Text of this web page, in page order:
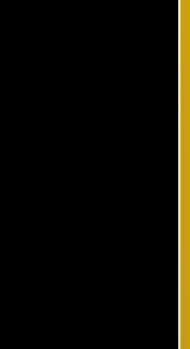
la tierra de acogida.
contemporáneos:
cuando los
con acento
dos
presenta
a reflexionar sobre
en Europa. La
como Luis Tosar en
como madre, y
hijos. El escenario
entre
y espacios
de los